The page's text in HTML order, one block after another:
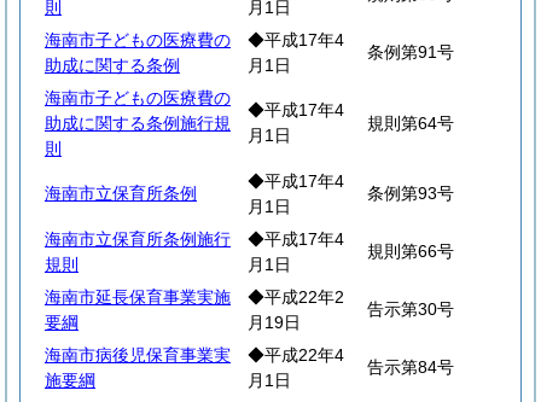
則
月1日
海南市子どもの医療費の
助成に関する条例
◆平成17年4
月1日
条例第91号
海南市子どもの医療費の
助成に関する条例施行規
則
◆平成17年4
月1日
規則第64号
海南市立保育所条例
◆平成17年4
月1日
条例第93号
海南市立保育所条例施行
規則
◆平成17年4
月1日
規則第66号
海南市延長保育事業実施
要綱
◆平成22年2
月19日
告示第30号
海南市病後児保育事業実
施要綱
◆平成22年4
月1日
告示第84号